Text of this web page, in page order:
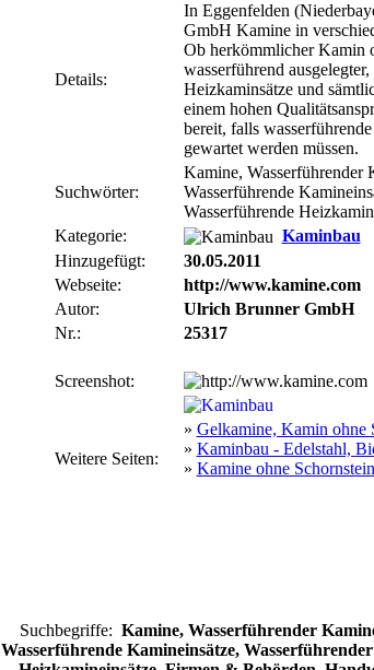
Details:
In Eggenfelden
GmbH Kamine in
Ob herkömmlicher Kamin
wasserführend
Heizkaminsätze und
einem hohen
bereit, falls
gewartet werden müssen.
Suchwörter:
Kamine, Wasserführender
Wasserführende
Wasserführende
Kategorie:
Kaminbau
Hinzugefügt:
30.05.2011
Webseite:
http://www.kamine.com
Autor:
Ulrich Brunner GmbH
Nr.:
25317
Screenshot:
Weitere Seiten:
» Gelkamine, Kamin ohne
» Kaminbau - Edelstahl,
» Kamine ohne
Suchbegriffe: Kamine, Wasserführender
Wasserführende Kamineinsätze,